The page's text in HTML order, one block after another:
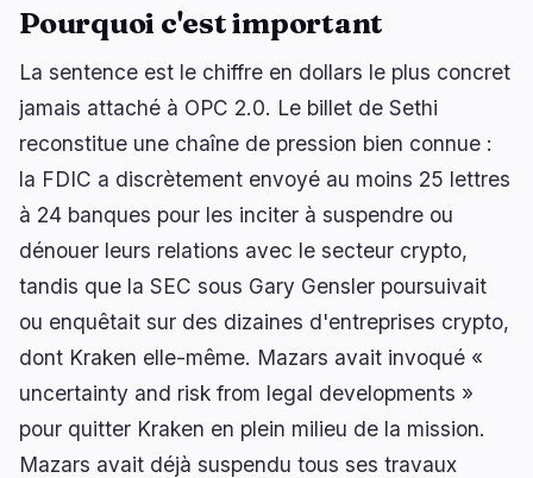
98 % sans vendre un seul coin
BEARISH il y a 4 minutes
Clarity Act : le Sénat reporte le vote à septembre
fermer
Pourquoi c'est important
La sentence est le chiffre en dollars le plus concret
jamais attaché à OPC 2.0. Le billet de Sethi
reconstitue une chaîne de pression bien connue :
la FDIC a discrètement envoyé au moins 25 lettres
à 24 banques pour les inciter à suspendre ou
dénouer leurs relations avec le secteur crypto,
tandis que la SEC sous Gary Gensler poursuivait
ou enquêtait sur des dizaines d'entreprises crypto,
dont Kraken elle-même. Mazars avait invoqué «
uncertainty and risk from legal developments »
pour quitter Kraken en plein milieu de la mission.
Mazars avait déjà suspendu tous ses travaux